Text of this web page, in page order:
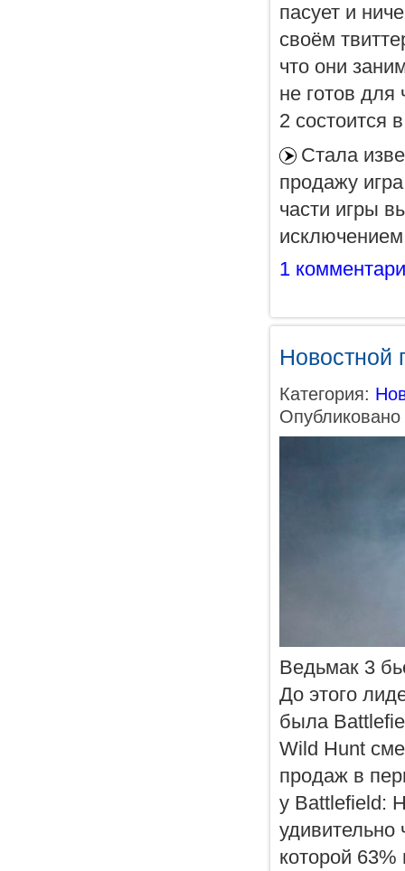
пасует и
своём
что они
не готов
2 состоится
Стала
продажу
части игры
1
Новостной
Категория:
Ведьмак 3
До этого
была
Wild Hunt
продаж в
у Battlefield:
которой